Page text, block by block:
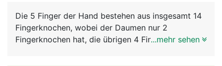
News
Die 5 Finger der Hand bestehen aus insgesamt 14
Fingerknochen, wobei der Daumen nur 2
Fingerknochen hat, die übrigen 4 Finger haben
...mehr sehen